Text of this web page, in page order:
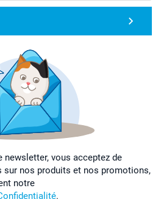
newsletter, vous acceptez de
sur nos produits et nos promotions,
notre
.